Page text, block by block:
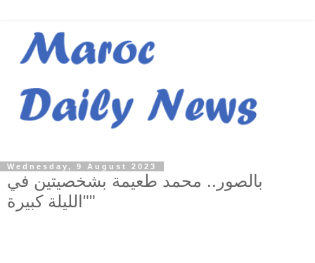
Wednesday, 9 August 2023
بالصور.. محمد طعيمة بشخصيتين في
"الليلة كبيرة"